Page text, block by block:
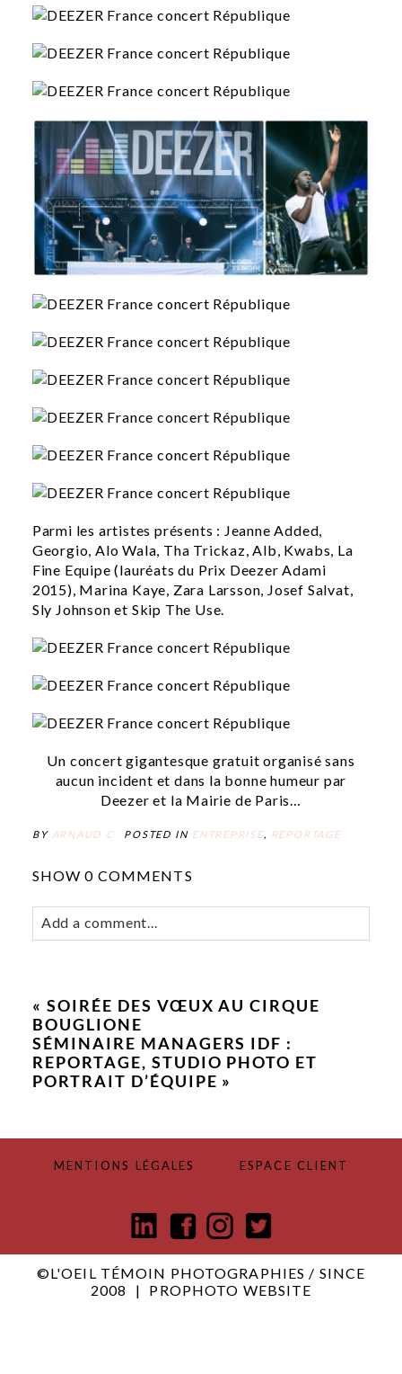
Parmi les artistes présents : Jeanne Added,
Georgio, Alo Wala, Tha Trickaz, Alb, Kwabs, La
Fine Equipe (lauréats du Prix Deezer Adami
2015), Marina Kaye, Zara Larsson, Josef Salvat,
Sly Johnson et Skip The Use.
Un concert gigantesque gratuit organisé sans
aucun incident et dans la bonne humeur par
Deezer et la Mairie de Paris…
BY ARNAUD C POSTED IN ENTREPRISE, REPORTAGE
SHOW0 COMMENTS
Add a comment...
POST COMMENT
« SOIRÉE DES VŒUX AU CIRQUE
BOUGLIONE
SÉMINAIRE MANAGERS IDF :
REPORTAGE, STUDIO PHOTO ET
PORTRAIT D’ÉQUIPE »
MENTIONS LÉGALES ESPACE CLIENT
©L'OEIL TÉMOIN PHOTOGRAPHIES / SINCE
2008
| PROPHOTO WEBSITE